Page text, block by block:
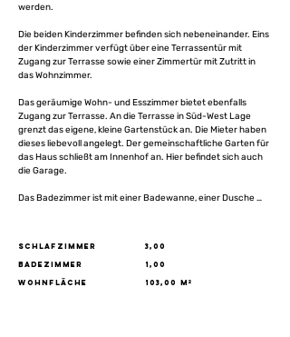
werden.
Die beiden Kinderzimmer befinden sich nebeneinander. Eins
der Kinderzimmer verfügt über eine Terrassentür mit
Zugang zur Terrasse sowie einer Zimmertür mit Zutritt in
das Wohnzimmer.
Das geräumige Wohn- und Esszimmer bietet ebenfalls
Zugang zur Terrasse. An die Terrasse in Süd-West Lage
grenzt das eigene, kleine Gartenstück an. Die Mieter haben
dieses liebevoll angelegt. Der gemeinschaftliche Garten für
das Haus schließt am Innenhof an. Hier befindet sich auch
die Garage.
Das Badezimmer ist mit einer Badewanne, einer Dusche
Im Untergeschoss befindet sich der Wasch- und
Trockenraum sowie ein eigener Kellerraum.
Schlafzimmer
3,00
Badezimmer
1,00
Wohnfläche
103,00 m²